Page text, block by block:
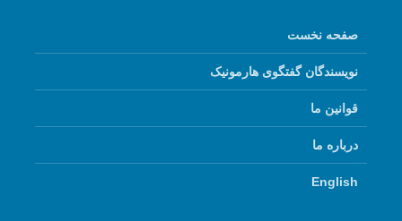
صفحه نخست
نویسندگان گفتگوی هارمونیک
قوانین ما
درباره ما
English